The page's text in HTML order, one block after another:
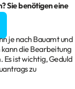
Sie benötigen eine
je nach Bauamt und
die Bearbeitung
ist wichtig, Geduld
zu